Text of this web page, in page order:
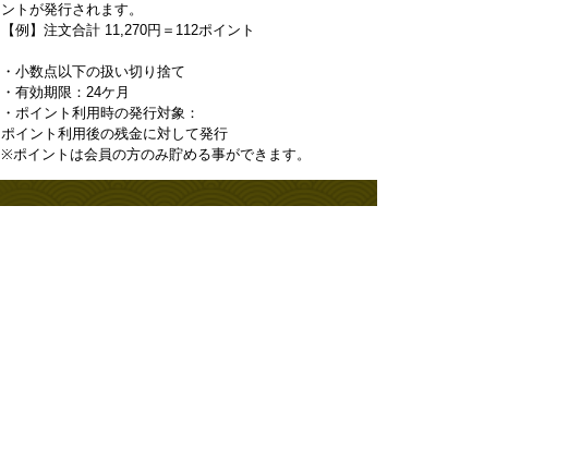
ントが発行されます。
【例】注文合計 11,270円＝112ポイント
・小数点以下の扱い切り捨て
・有効期限：24ケ月
・ポイント利用時の発行対象：
ポイント利用後の残金に対して発行
※ポイントは会員の方のみ貯める事ができます。